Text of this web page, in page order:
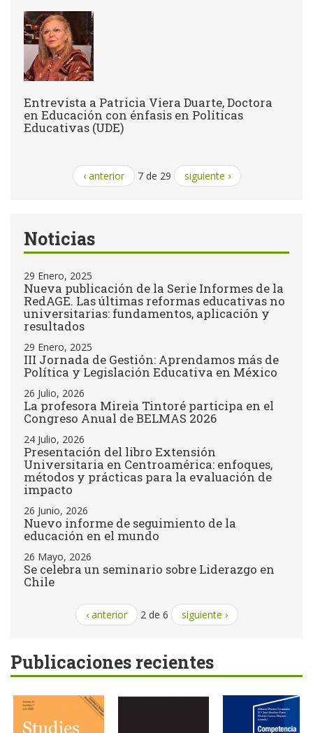
Entrevista a Patricia Viera Duarte, Doctora
en Educación con énfasis en Políticas
Educativas (UDE)
‹ anterior 7 de 29 siguiente ›
Noticias
29 Enero, 2025
Nueva publicación de la Serie Informes de la
RedAGE. Las últimas reformas educativas no
universitarias: fundamentos, aplicación y
resultados
29 Enero, 2025
III Jornada de Gestión: Aprendamos más de
Política y Legislación Educativa en México
26 Julio, 2026
La profesora Mireia Tintoré participa en el
Congreso Anual de BELMAS 2026
24 Julio, 2026
Presentación del libro Extensión
Universitaria en Centroamérica: enfoques,
métodos y prácticas para la evaluación de
impacto
26 Junio, 2026
Nuevo informe de seguimiento de la
educación en el mundo
26 Mayo, 2026
Se celebra un seminario sobre Liderazgo en
Chile
‹ anterior 2 de 6 siguiente ›
Publicaciones recientes